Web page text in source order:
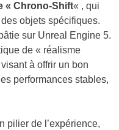
« Chrono-Shift« , qui
objets spécifiques.
sur Unreal Engine 5.
de « réalisme
à offrir un bon
performances stables,
pilier de l’expérience,